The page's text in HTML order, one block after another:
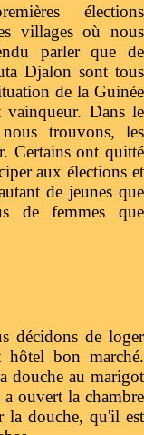
élections
villages où nous
parler que de
Djalon sont tous
de la Guinée
Dans le
trouvons, les
Certains ont quitté
aux élections et
de jeunes que
de femmes que
décidons de loger
bon marché.
douche au marigot
ouvert la chambre
la douche, qu'il est